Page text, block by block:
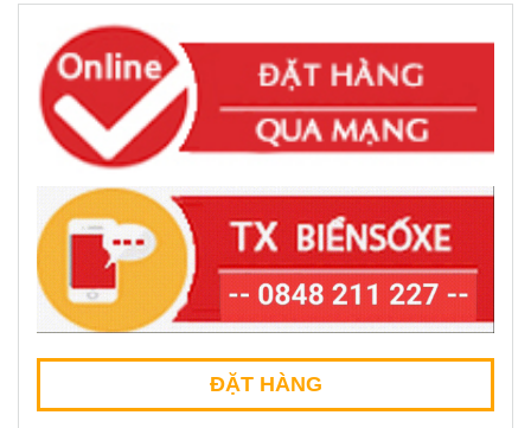
ĐẶT HÀNG